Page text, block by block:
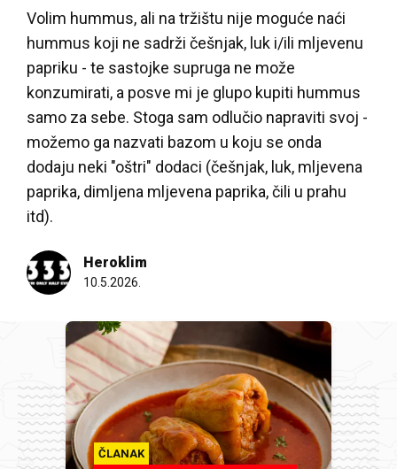
Volim hummus, ali na tržištu nije moguće naći
hummus koji ne sadrži češnjak, luk i/ili mljevenu
papriku - te sastojke supruga ne može
konzumirati, a posve mi je glupo kupiti hummus
samo za sebe. Stoga sam odlučio napraviti svoj -
možemo ga nazvati bazom u koju se onda
dodaju neki "oštri" dodaci (češnjak, luk, mljevena
paprika, dimljena mljevena paprika, čili u prahu
itd).
Heroklim
10.5.2026.
ČLANAK